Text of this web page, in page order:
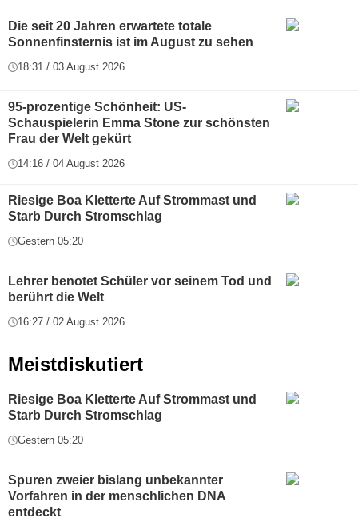
Die seit 20 Jahren erwartete totale
Sonnenfinsternis ist im August zu sehen
18:31 / 03 August 2026
95-prozentige Schönheit: US-
Schauspielerin Emma Stone zur schönsten
Frau der Welt gekürt
14:16 / 04 August 2026
Riesige Boa Kletterte Auf Strommast und
Starb Durch Stromschlag
Gestern 05:20
Lehrer benotet Schüler vor seinem Tod und
berührt die Welt
16:27 / 02 August 2026
Meistdiskutiert
Riesige Boa Kletterte Auf Strommast und
Starb Durch Stromschlag
Gestern 05:20
Spuren zweier bislang unbekannter
Vorfahren in der menschlichen DNA
entdeckt